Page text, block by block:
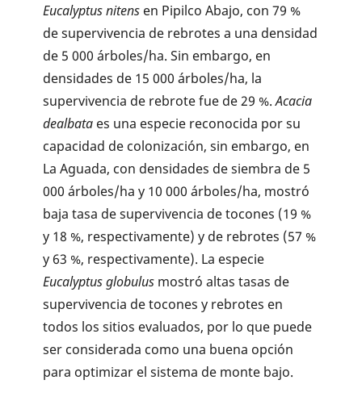
Eucalyptus nitens en Pipilco Abajo, con 79 %
de supervivencia de rebrotes a una densidad
de 5 000 árboles/ha. Sin embargo, en
densidades de 15 000 árboles/ha, la
supervivencia de rebrote fue de 29 %.Acacia
dealbata es una especie reconocida por su
capacidad de colonización, sin embargo, en
La Aguada, con densidades de siembra de 5
000 árboles/ha y 10 000 árboles/ha, mostró
baja tasa de supervivencia de tocones (19 %
y 18 %, respectivamente) y de rebrotes (57 %
y 63 %, respectivamente). La especie
Eucalyptus globulus mostró altas tasas de
supervivencia de tocones y rebrotes en
todos los sitios evaluados, por lo que puede
ser considerada como una buena opción
para optimizar el sistema de monte bajo.